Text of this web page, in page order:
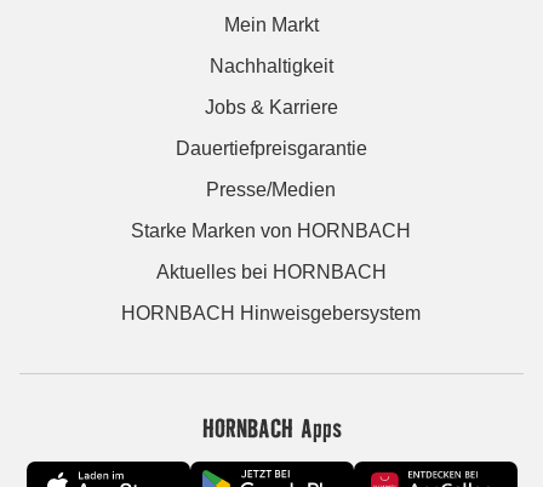
Mein Markt
Nachhaltigkeit
Jobs & Karriere
Dauertiefpreisgarantie
Presse/Medien
Starke Marken von HORNBACH
Aktuelles bei HORNBACH
HORNBACH Hinweisgebersystem
HORNBACH Apps